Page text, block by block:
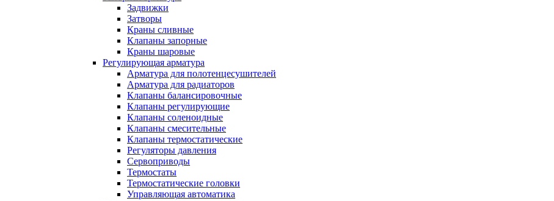
Задвижки
Затворы
Краны сливные
Клапаны запорные
Краны шаровые
Регулирующая арматура
Арматура для полотенцесушителей
Арматура для радиаторов
Клапаны балансировочные
Клапаны регулирующие
Клапаны соленоидные
Клапаны смесительные
Клапаны термостатические
Регуляторы давления
Сервоприводы
Термостаты
Термостатические головки
Управляющая автоматика